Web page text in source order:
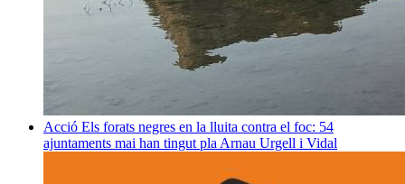
Acció Els forats negres en la lluita contra el foc: 54
ajuntaments mai han tingut pla Arnau Urgell i Vidal